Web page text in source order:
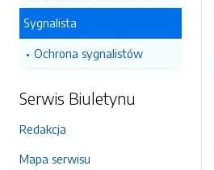
Sygnalista
Ochrona sygnalistów
Serwis Biuletynu
Redakcja
Mapa serwisu